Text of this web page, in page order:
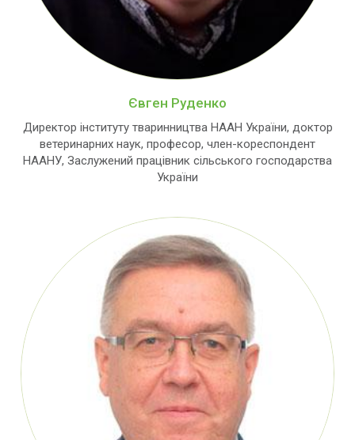
Євген Руденко
Директор інституту тваринництва НААН України, доктор
ветеринарних наук, професор, член-кореспондент
НААНУ, Заслужений працівник сільського господарства
України